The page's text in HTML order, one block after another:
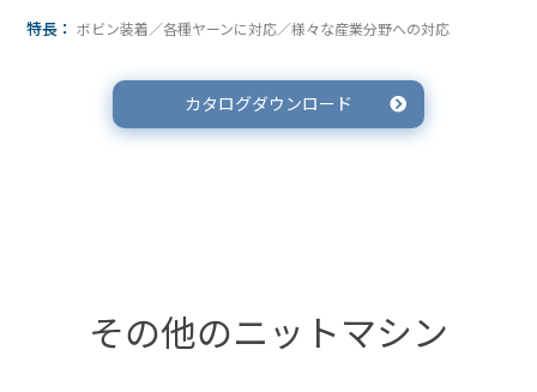
特長： ボビン装着／各種ヤーンに対応／様々な産業分野への対応
カタログダウンロード
その他のニットマシン